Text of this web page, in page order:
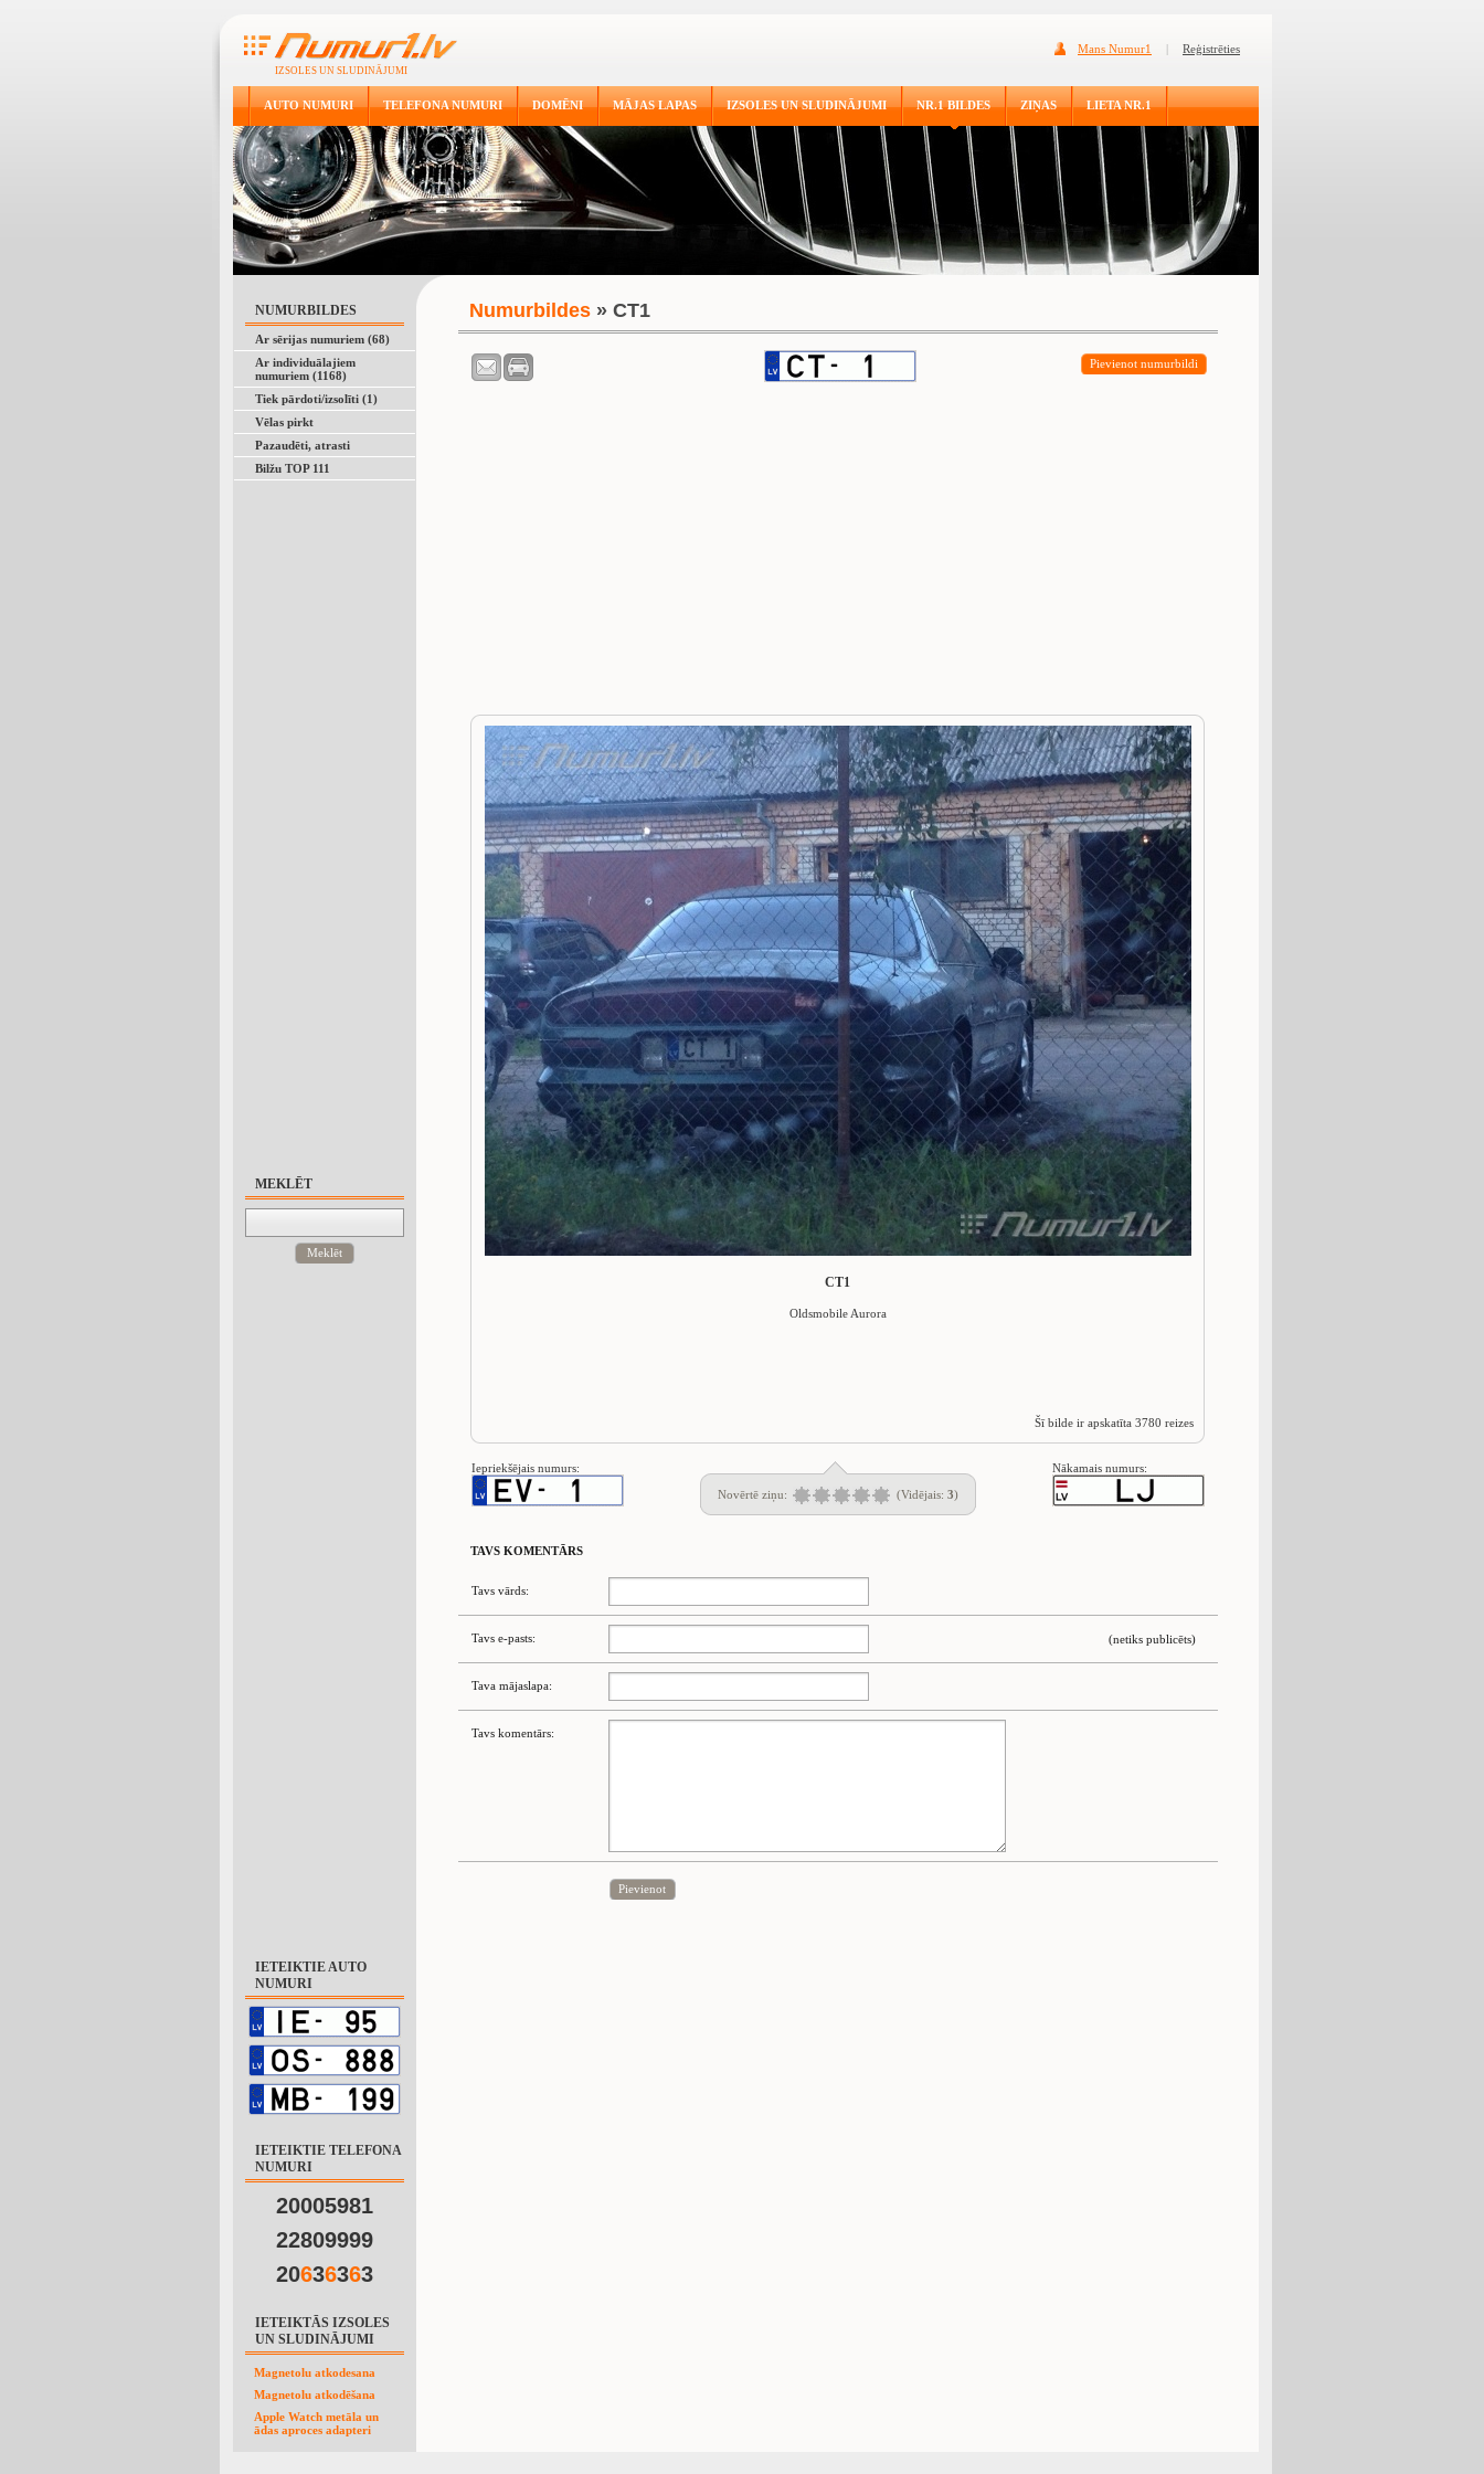
Mans Numur1 | Reģistrēties
IZSOLES UN SLUDINĀJUMI
AUTO NUMURI TELEFONA NUMURI DOMĒNI MĀJAS LAPAS IZSOLES UN SLUDINĀJUMI NR.1 BILDES ZIŅAS LIETA NR.1
NUMURBILDES
Ar sērijas numuriem (68)
Ar individuālajiem
numuriem (1168)
Tiek pārdoti/izsolīti (1)
Vēlas pirkt
Pazaudēti, atrasti
Bilžu TOP 111
MEKLĒT
Meklēt
IETEIKTIE AUTO
NUMURI
IETEIKTIE TELEFONA
NUMURI
20005981
22809999
20636363
IETEIKTĀS IZSOLES
UN SLUDINĀJUMI
Magnetolu atkodesana
Magnetolu atkodēšana
Apple Watch metāla un
ādas aproces adapteri
Numurbildes» CT1
Pievienot numurbildi
CT1
Oldsmobile Aurora
Šī bilde ir apskatīta 3780 reizes
Iepriekšējais numurs:
Nākamais numurs:
Novērtē ziņu:
(Vidējais: 3)
TAVS KOMENTĀRS
Tavs vārds:
(netiks publicēts)
Tavs e-pasts:
Tava mājaslapa:
Tavs komentārs:
Pievienot